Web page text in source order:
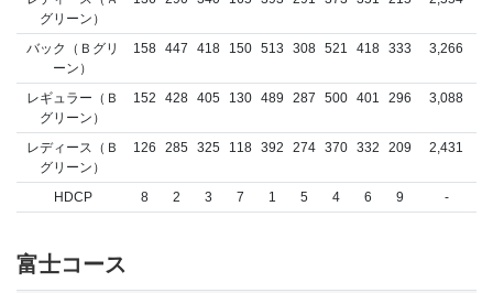
グリーン）
バック（Ｂグリ
ーン）
158 447 418 150 513 308 521 418 333 3,266
レギュラー（Ｂ
グリーン）
152 428 405 130 489 287 500 401 296 3,088
レディース（Ｂ
グリーン）
126 285 325 118 392 274 370 332 209 2,431
HDCP 8 2 3 7 1 5 4 6 9 -
富士コース